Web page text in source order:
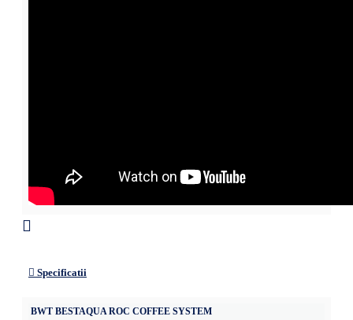
Specificatii
BWT BESTAQUA ROC COFFEE SYSTEM